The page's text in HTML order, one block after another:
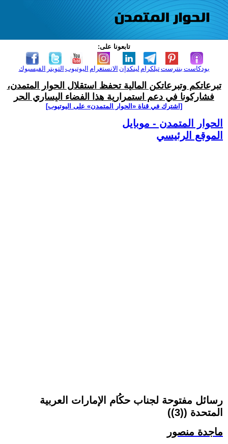
تابعونا على:
الفيسبوك التويتر اليوتيوب الانستغرام لينكدإن تيلكرامبنترست بودكاست
تبرعاتكم وتبرعاتكن المالية تحفظ استقلال الحوار المتمدن،
فشاركونا في دعم استمرارية هذا الفضاء اليساري الحر
[اشترك في قناة ‫«الحوار المتمدن» على اليوتيوب]
الحوار المتمدن - موبايل
الموقع الرئيسي
رسائل مفتوحة لجناب حكُام الإمارات العربية
المتحدة ((3))
ماجدة منصور